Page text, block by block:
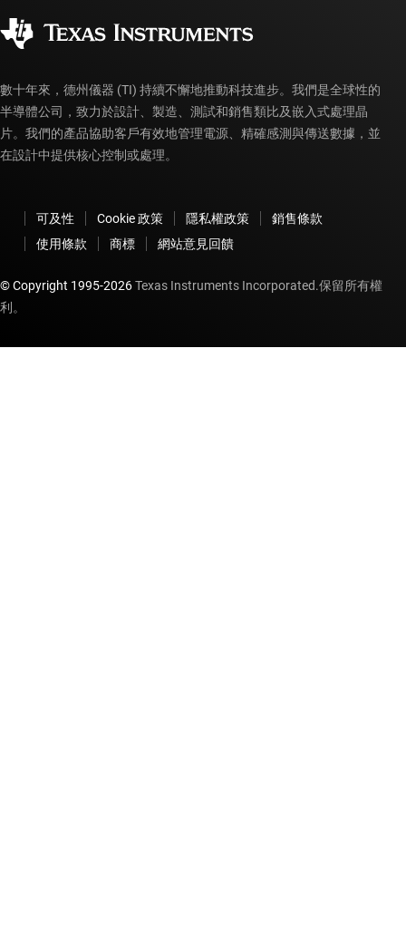
myTI 帳戶常見問題解答
數十年來，德州儀器 (TI) 持續不懈地推動科技進步。我們是全球性的
半導體公司，致力於設計、製造、測試和銷售類比及嵌入式處理晶
片。我們的產品協助客戶有效地管理電源、精確感測與傳送數據，並
在設計中提供核心控制或處理。
可及性 Cookie 政策 隱私權政策
銷售條款
使用條款
商標 網站意見回饋
© Copyright 1995-2026Texas Instruments Incorporated.保留所有權
利。